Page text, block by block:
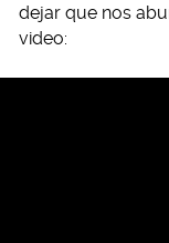
dejar que nos
video: